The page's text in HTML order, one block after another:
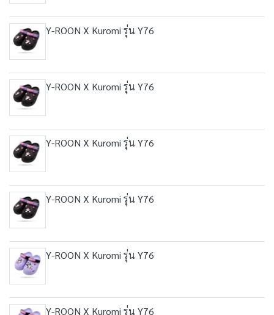
Y-ROON X Kuromi รุ่น Y76
Y-ROON X Kuromi รุ่น Y76
Y-ROON X Kuromi รุ่น Y76
Y-ROON X Kuromi รุ่น Y76
Y-ROON X Kuromi รุ่น Y76
Y-ROON X Kuromi รุ่น Y76